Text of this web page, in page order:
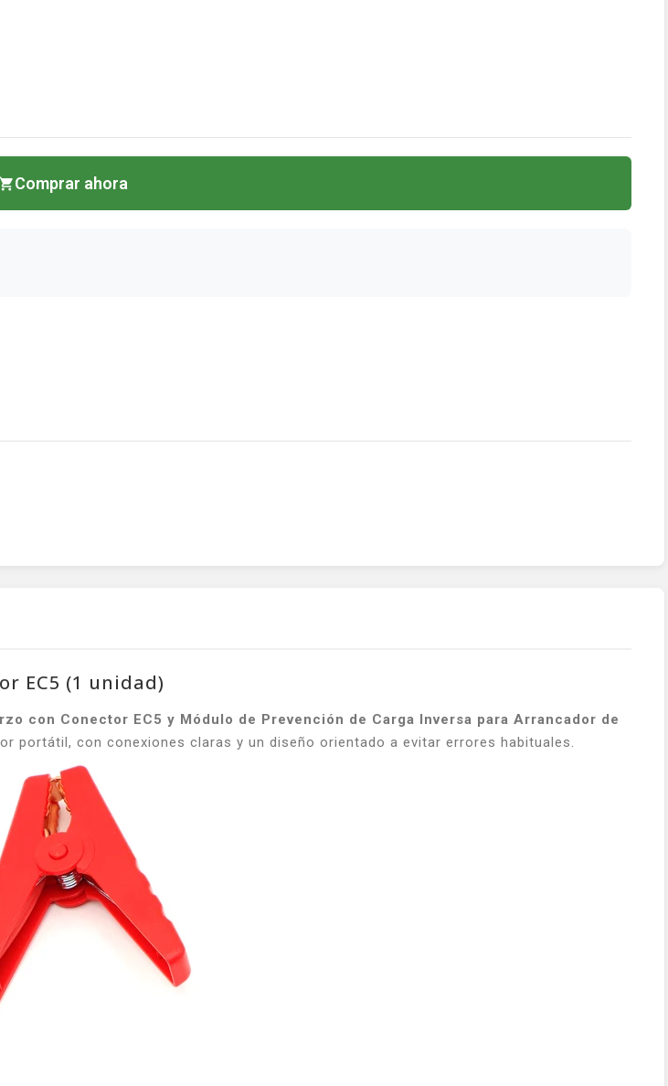
Comprar ahora
EC5 (1 unidad)
con Conector EC5 y Módulo de Prevención de Carga Inversa para Arrancador de
portátil, con conexiones claras y un diseño orientado a evitar errores habituales.